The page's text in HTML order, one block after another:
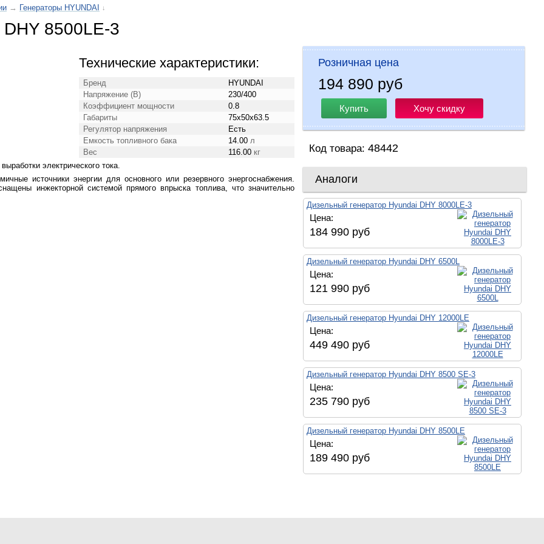
→ Генераторы HYUNDAI ↓
8500LE-3
Технические характеристики:
Бренд
HYUNDAI
Напряжение (В)
230/400
Коэффициент мощности
0.8
Габариты
75x50x63.5
Регулятор напряжения
Есть
Емкость топливного бака
14.00 л
Вес
116.00 кг
электрического тока.
источники энергии для основного или резервного энергоснабжения.
инжекторной системой прямого впрыска топлива, что значительно
Розничная цена
194 890 руб
Купить Хочу скидку
Код товара: 48442
Аналоги
Дизельный генератор Hyundai DHY 8000LE-3
Цена:
184 990 руб
Дизельный генератор Hyundai DHY 6500L
Цена:
121 990 руб
Дизельный генератор Hyundai DHY 12000LE
Цена:
449 490 руб
Дизельный генератор Hyundai DHY 8500 SE-3
Цена:
235 790 руб
Дизельный генератор Hyundai DHY 8500LE
Цена:
189 490 руб